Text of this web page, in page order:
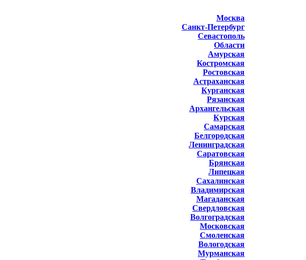
Москва
Санкт-Петербург
Севастополь
Области
Амурская
Костромская
Ростовская
Астраханская
Курганская
Рязанская
Архангельская
Курская
Самарская
Белгородская
Ленинградская
Саратовская
Брянская
Липецкая
Сахалинская
Владимирская
Магаданская
Свердловская
Волгоградская
Московская
Смоленская
Вологодская
Мурманская